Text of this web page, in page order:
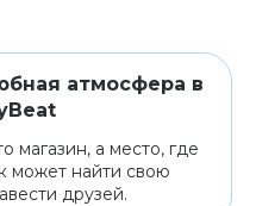
атмосфера в
магазин, а место, где
может найти свою
друзей.